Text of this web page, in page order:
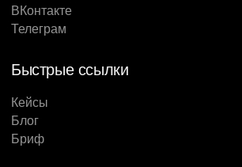
ВКонтакте
Телеграм
Быстрые ссылки
Кейсы
Блог
Бриф